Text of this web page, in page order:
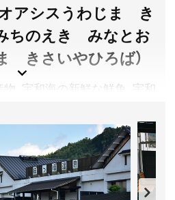
「天山橋(あまやまばし)」バス停
石井1丁目6番10号
1313
イト
アシスうわじま き
ちのえき みなとお
きさいやひろば）
、宇和海の新鮮な鮮魚、宇和
トでは郷土料理「宇和島鯛
きます。また、北海道のチョ
ズ」の西日本唯一の通年販売
リーム」も味わうことができ